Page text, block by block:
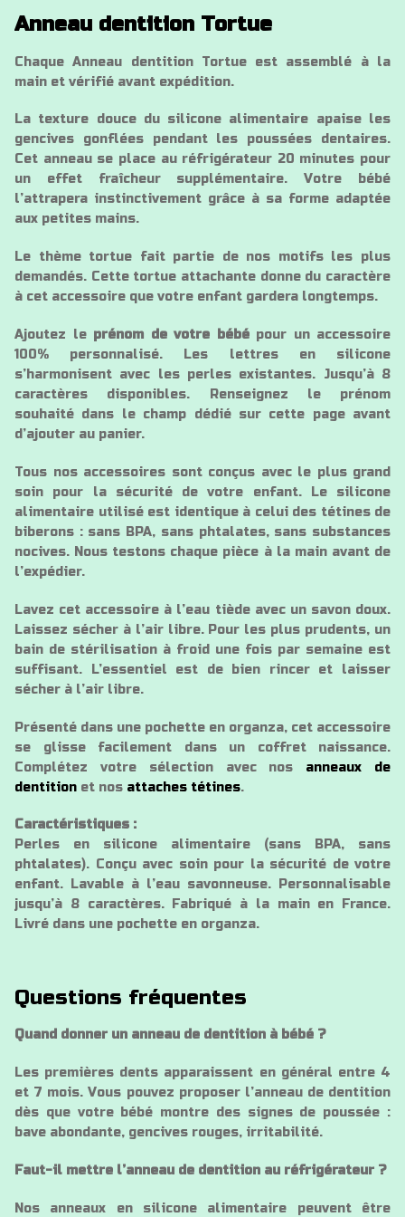
Anneau dentition Tortue
Chaque Anneau dentition Tortue est assemblé à la
main et vérifié avant expédition.
La texture douce du silicone alimentaire apaise les
gencives gonflées pendant les poussées dentaires.
Cet anneau se place au réfrigérateur 20 minutes pour
un effet fraîcheur supplémentaire. Votre bébé
l’attrapera instinctivement grâce à sa forme adaptée
aux petites mains.
Le thème tortue fait partie de nos motifs les plus
demandés. Cette tortue attachante donne du caractère
à cet accessoire que votre enfant gardera longtemps.
Ajoutez le prénom de votre bébépour un accessoire
100% personnalisé. Les lettres en silicone
s’harmonisent avec les perles existantes. Jusqu’à 8
caractères disponibles. Renseignez le prénom
souhaité dans le champ dédié sur cette page avant
d’ajouter au panier.
Tous nos accessoires sont conçus avec le plus grand
soin pour la sécurité de votre enfant. Le silicone
alimentaire utilisé est identique à celui des tétines de
biberons : sans BPA, sans phtalates, sans substances
nocives. Nous testons chaque pièce à la main avant de
l’expédier.
Lavez cet accessoire à l’eau tiède avec un savon doux.
Laissez sécher à l’air libre. Pour les plus prudents, un
bain de stérilisation à froid une fois par semaine est
suffisant. L’essentiel est de bien rincer et laisser
sécher à l’air libre.
Présenté dans une pochette en organza, cet accessoire
se glisse facilement dans un coffret naissance.
Complétez votre sélection avec nos anneaux de
dentition et nos attaches tétines.
Caractéristiques :
Perles en silicone alimentaire (sans BPA, sans
phtalates). Conçu avec soin pour la sécurité de votre
enfant. Lavable à l’eau savonneuse. Personnalisable
jusqu’à 8 caractères. Fabriqué à la main en France.
Livré dans une pochette en organza.
Questions fréquentes
Quand donner un anneau de dentition à bébé ?
Les premières dents apparaissent en général entre 4
et 7 mois. Vous pouvez proposer l’anneau de dentition
dès que votre bébé montre des signes de poussée :
bave abondante, gencives rouges, irritabilité.
Faut-il mettre l’anneau de dentition au réfrigérateur ?
Nos anneaux en silicone alimentaire peuvent être